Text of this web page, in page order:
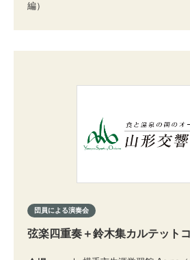
編）
団員による演奏会
弦楽四重奏＋鈴木集カルテット